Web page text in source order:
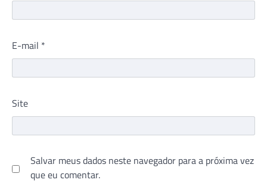
E-mail *
Site
Salvar meus dados neste navegador para a próxima vez
que eu comentar.